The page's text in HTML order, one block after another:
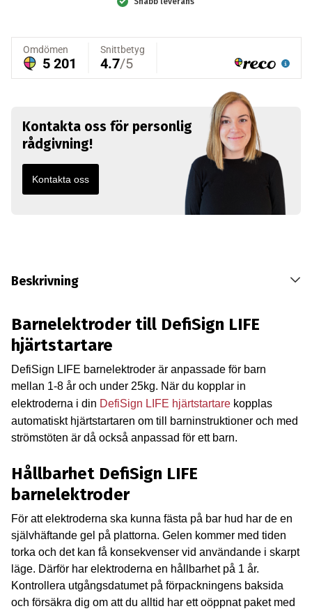
Kontakta oss för personlig
rådgivning!
Kontakta oss
Beskrivning
Barnelektroder till DefiSign LIFE
hjärtstartare
DefiSign LIFE barnelektroder är anpassade för barn
mellan 1-8 år och under 25kg. När du kopplar in
elektroderna i din DefiSign LIFE hjärtstartarekopplas
automatiskt hjärtstartaren om till barninstruktioner och med
strömstöten är då också anpassad för ett barn.
Hållbarhet DefiSign LIFE
barnelektroder
För att elektroderna ska kunna fästa på bar hud har de en
självhäftande gel på plattorna. Gelen kommer med tiden
torka och det kan få konsekvenser vid användande i skarpt
läge. Därför har elektroderna en hållbarhet på 1 år.
Kontrollera utgångsdatumet på förpackningens baksida
och försäkra dig om att du alltid har ett oöppnat paket med